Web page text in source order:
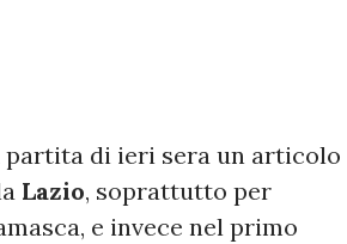
partita di ieri sera un articolo
Lazio, soprattutto per
e invece nel primo